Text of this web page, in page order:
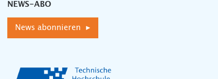
NEWS-ABO
News abonnieren ▸